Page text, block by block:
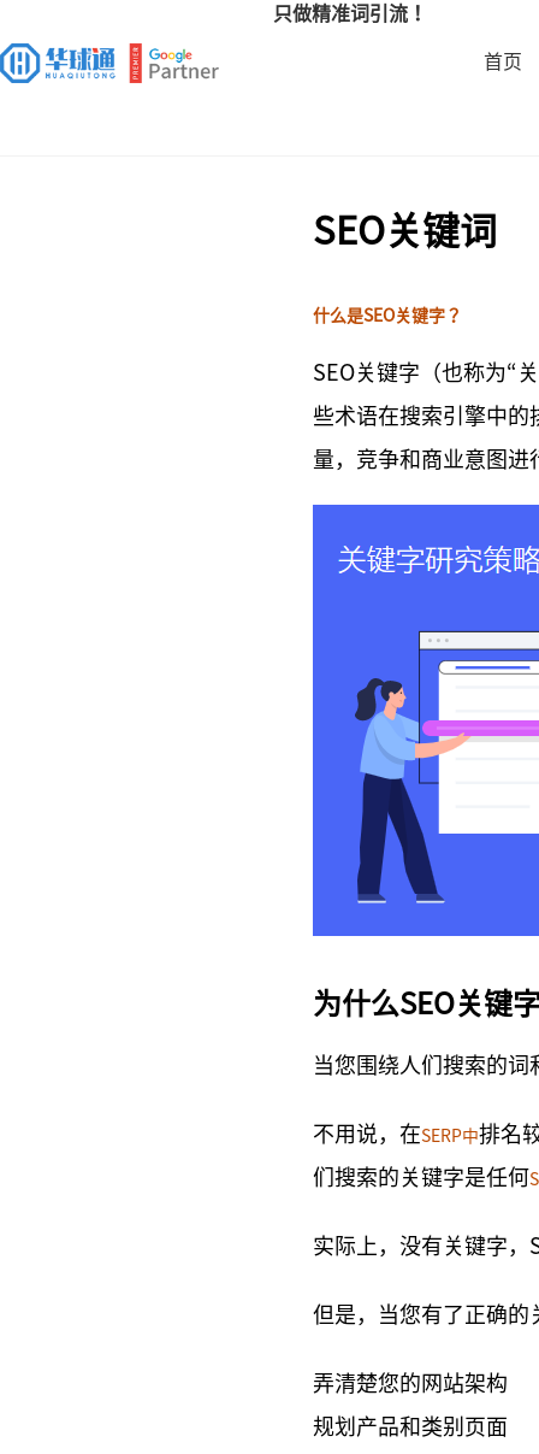
只做精准词引流！
首页
SEO关键词
什么是SEO关键字？
SEO关键字（也称为“
些术语在搜索引擎中的
量，竞争和商业意图进
为什么SEO关键
当您围绕人们搜索的词
不用说，在SERP中排名
们搜索的关键字是任何
实际上，没有关键字，
但是，当您有了正确的
弄清楚您的网站架构
规划产品和类别页面